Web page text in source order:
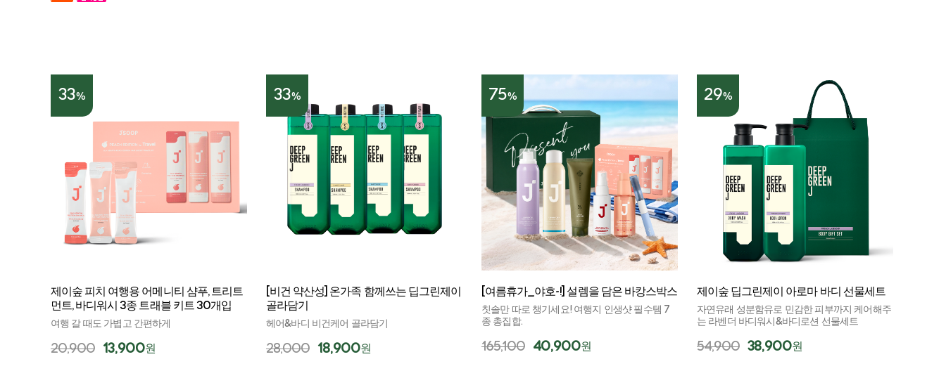
33%
제이숲 피치 여행용 어메니티 샴푸, 트리트
먼트, 바디워시 3종 트래블 키트 30개입
여행 갈 때도 가볍고 간편하게
20,900 13,900원
33%
[비건 약산성] 온가족 함께쓰는 딥그린제이
골라담기
헤어&바디 비건케어 골라담기
28,000 18,900원
75%
[여름휴가_야호-!] 설렘을 담은 바캉스박스
칫솔만 따로 챙기세요! 여행지 인생샷 필수템 7
종 총집합.
165,100 40,900원
29%
제이숲 딥그린제이 아로마 바디 선물세트
자연유래 성분함유로 민감한 피부까지 케어해주
는 라벤더 바디워시&바디로션 선물세트
54,900 38,900원